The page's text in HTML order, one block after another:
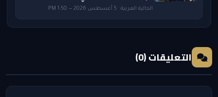
الجالية العربية · 5 أغسطس 2026 — 1:50 PM
التعليقات (0)